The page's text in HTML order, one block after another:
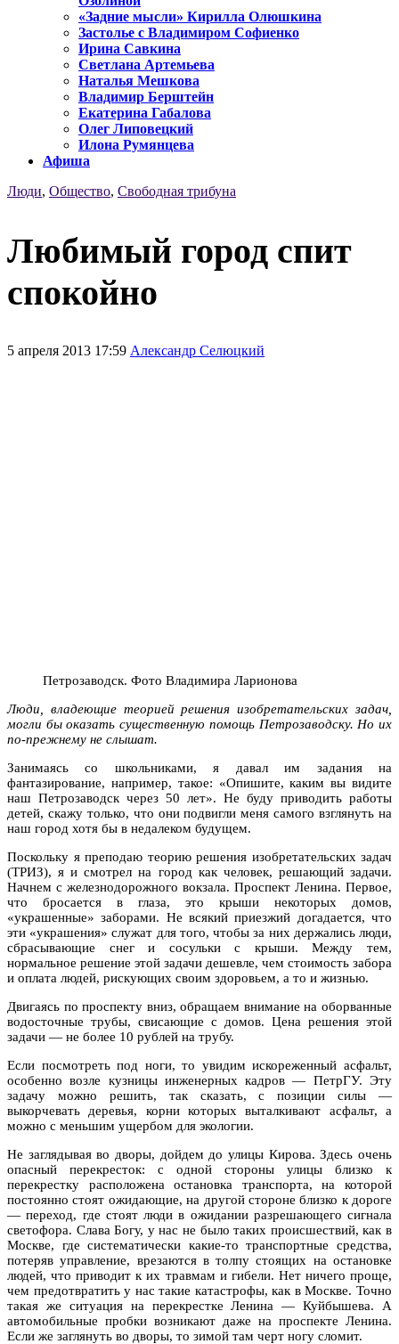
«Задние мысли» Кирилла Олюшкина
Застолье с Владимиром Софиенко
Ирина Савкина
Светлана Артемьева
Наталья Мешкова
Владимир Берштейн
Екатерина Габалова
Олег Липовецкий
Илона Румянцева
Афиша
Люди, Общество, Свободная трибуна
Любимый город спит
спокойно
5 апреля 2013 17:59 Александр Селюцкий
Петрозаводск. Фото Владимира Ларионова
Люди, владеющие теорией решения изобретательских задач,
могли бы оказать существенную помощь Петрозаводску. Но их
по-прежнему не слышат.
Занимаясь со школьниками, я давал им задания на
фантазирование, например, такое: «Опишите, каким вы видите
наш Петрозаводск через 50 лет». Не буду приводить работы
детей, скажу только, что они подвигли меня самого взглянуть на
наш город хотя бы в недалеком будущем.
Поскольку я преподаю теорию решения изобретательских задач
(ТРИЗ), я и смотрел на город как человек, решающий задачи.
Начнем с железнодорожного вокзала. Проспект Ленина. Первое,
что бросается в глаза, это крыши некоторых домов,
«украшенные» заборами. Не всякий приезжий догадается, что
эти «украшения» служат для того, чтобы за них держались люди,
сбрасывающие снег и сосульки с крыши. Между тем,
нормальное решение этой задачи дешевле, чем стоимость забора
и оплата людей, рискующих своим здоровьем, а то и жизнью.
Двигаясь по проспекту вниз, обращаем внимание на оборванные
водосточные трубы, свисающие с домов. Цена решения этой
задачи — не более 10 рублей на трубу.
Если посмотреть под ноги, то увидим искореженный асфальт,
особенно возле кузницы инженерных кадров — ПетрГУ. Эту
задачу можно решить, так сказать, с позиции силы —
выкорчевать деревья, корни которых выталкивают асфальт, а
можно с меньшим ущербом для экологии.
Не заглядывая во дворы, дойдем до улицы Кирова. Здесь очень
опасный перекресток: с одной стороны улицы близко к
перекрестку расположена остановка транспорта, на которой
постоянно стоят ожидающие, на другой стороне близко к дороге
— переход, где стоят люди в ожидании разрешающего сигнала
светофора. Слава Богу, у нас не было таких происшествий, как в
Москве, где систематически какие-то транспортные средства,
потеряв управление, врезаются в толпу стоящих на остановке
людей, что приводит к их травмам и гибели. Нет ничего проще,
чем предотвратить у нас такие катастрофы, как в Москве. Точно
такая же ситуация на перекрестке Ленина — Куйбышева. А
автомобильные пробки возникают даже на проспекте Ленина.
Если же заглянуть во дворы, то зимой там черт ногу сломит.